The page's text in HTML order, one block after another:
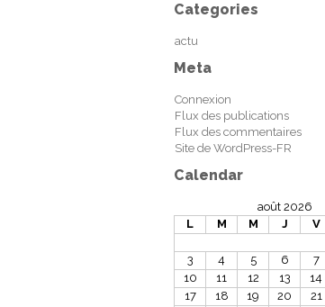
Categories
actu
Meta
Connexion
Flux des publications
Flux des commentaires
Site de WordPress-FR
Calendar
août 2026
L
M M J V
3
4 5 6 7
10
11 12 13 14
17
18 19 20 21